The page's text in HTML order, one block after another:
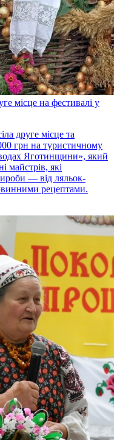
місце на фестивалі у
друге місце та
грн на туристичному
Яготинщини», який
майстрів, які
— від ляльок-
рецептами.